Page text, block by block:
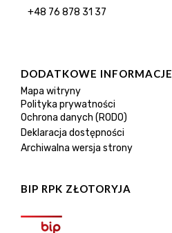
+48 76 878 31 37
DODATKOWE INFORMACJE
Mapa witryny
Polityka prywatności
Ochrona danych (RODO)
Deklaracja dostępności
Archiwalna wersja strony
BIP RPK ZŁOTORYJA